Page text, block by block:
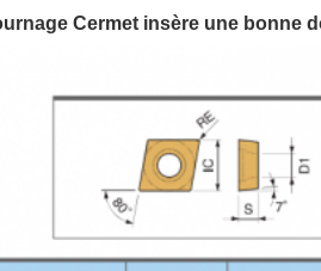
Cermet insère une bonne